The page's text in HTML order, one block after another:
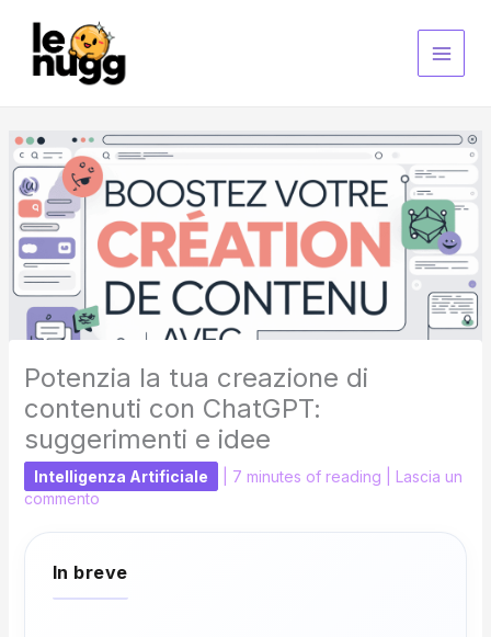
contenuto
Potenzia la tua creazione di
contenuti con ChatGPT:
suggerimenti e idee
Intelligenza Artificiale 7 minutes of reading
Lascia un
commento